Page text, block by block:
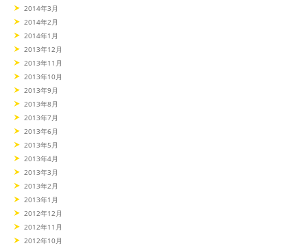
2014年3月
2014年2月
2014年1月
2013年12月
2013年11月
2013年10月
2013年9月
2013年8月
2013年7月
2013年6月
2013年5月
2013年4月
2013年3月
2013年2月
2013年1月
2012年12月
2012年11月
2012年10月